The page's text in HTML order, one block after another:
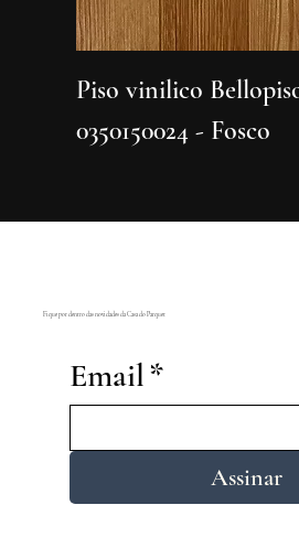
Piso vinilico
0350150024 - Fosco
Email*
Assinar
Fique por dentro das novidades da Casa do Parquet